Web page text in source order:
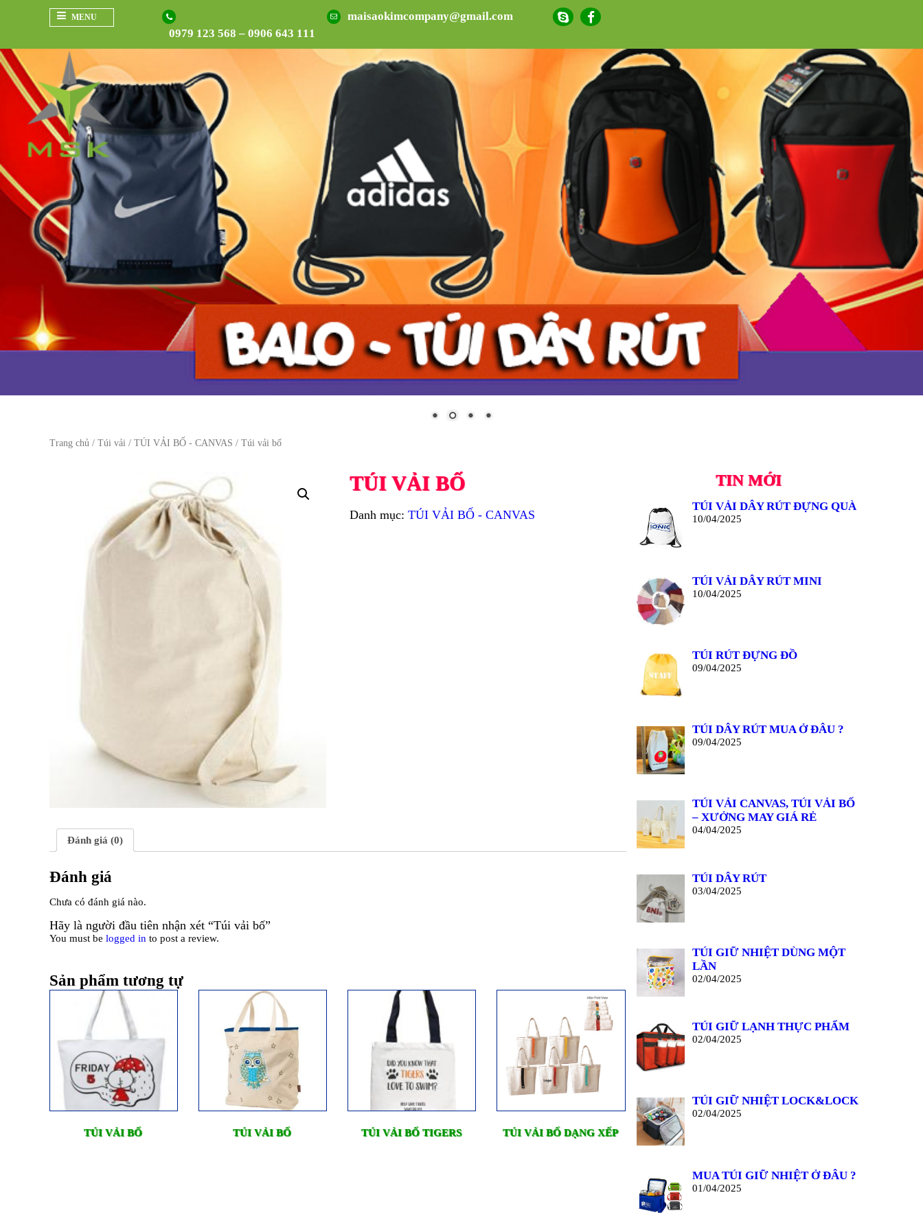
MENU
0979 123 568 – 0906 643 111
maisaokimcompany@gmail.com
Trang chủ / Túi vải / TÚI VẢI BỐ - CANVAS / Túi vải bố
TÚI VẢI BỐ
Danh mục: TÚI VẢI BỐ - CANVAS
Đánh giá (0)
Đánh giá
Chưa có đánh giá nào.
Hãy là người đầu tiên nhận xét “Túi vải bố”
You must be logged in to post a review.
Sản phẩm tương tự
TÚI VẢI BỐ TÚI VẢI BỐ TÚI VẢI BỐ TIGERS TÚI VẢI BỐ DẠNG XẾP
TIN MỚI
TÚI VẢI DÂY RÚT ĐỰNG QUÀ
10/04/2025
TÚI VẢI DÂY RÚT MINI
10/04/2025
TÚI RÚT ĐỰNG ĐỒ
09/04/2025
TÚI DÂY RÚT MUA Ở ĐÂU ?
09/04/2025
TÚI VẢI CANVAS, TÚI VẢI BỐ
– XƯỞNG MAY GIÁ RẺ
04/04/2025
TÚI DÂY RÚT
03/04/2025
TÚI GIỮ NHIỆT DÙNG MỘT
LẦN
02/04/2025
TÚI GIỮ LẠNH THỰC PHẨM
02/04/2025
TÚI GIỮ NHIỆT LOCK&LOCK
02/04/2025
MUA TÚI GIỮ NHIỆT Ở ĐÂU ?
01/04/2025